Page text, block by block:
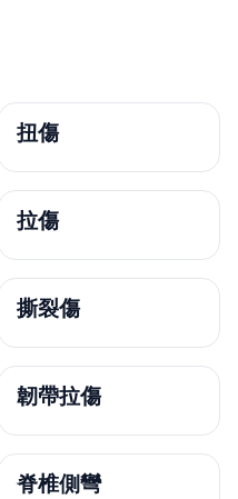
扭傷
拉傷
撕裂傷
韌帶拉傷
脊椎側彎